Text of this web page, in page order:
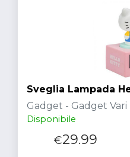
Sveglia Lampada
Gadget - Gadget Vari
Disponibile
€29.99